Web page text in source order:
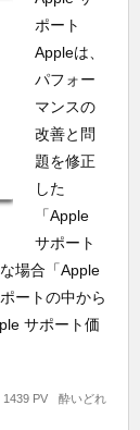
ポート
Appleは、
パフォー
マンスの
改善と問
題を修正
した
「Apple
サポート
場合「Apple
ートの中から
サポート価
酔いどれ
1439 PV